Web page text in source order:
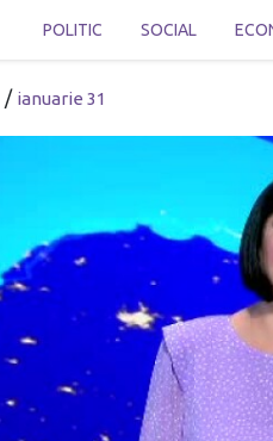
POLITIC SOCIAL
/ ianuarie 31